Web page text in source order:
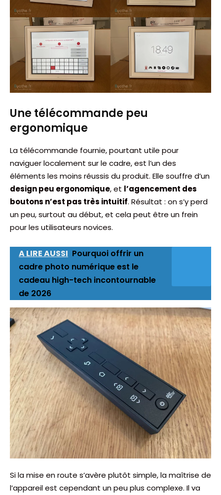
Une télécommande peu
ergonomique
La télécommande fournie, pourtant utile pour
naviguer localement sur le cadre, est l’un des
éléments les moins réussis du produit. Elle souffre d’un
design peu ergonomique, et l’agencement des
boutons n’est pas très intuitif. Résultat : on s’y perd
un peu, surtout au début, et cela peut être un frein
pour les utilisateurs novices.
A LIRE AUSSI Pourquoi offrir un
cadre photo numérique est le
cadeau high-tech incontournable
de 2026
Si la mise en route s’avère plutôt simple, la maîtrise de
l’appareil est cependant un peu plus complexe. Il va